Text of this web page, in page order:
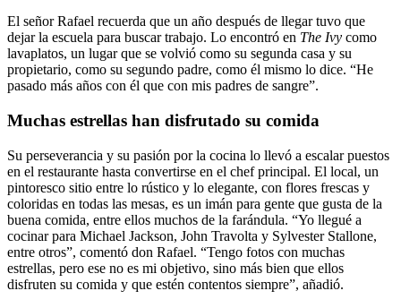
El señor Rafael recuerda que un año después de llegar tuvo que
dejar la escuela para buscar trabajo. Lo encontró en The Ivy como
lavaplatos, un lugar que se volvió como su segunda casa y su
propietario, como su segundo padre, como él mismo lo dice. “He
pasado más años con él que con mis padres de sangre”.
Muchas estrellas han disfrutado su comida
Su perseverancia y su pasión por la cocina lo llevó a escalar puestos
en el restaurante hasta convertirse en el chef principal. El local, un
pintoresco sitio entre lo rústico y lo elegante, con flores frescas y
coloridas en todas las mesas, es un imán para gente que gusta de la
buena comida, entre ellos muchos de la farándula. “Yo llegué a
cocinar para Michael Jackson, John Travolta y Sylvester Stallone,
entre otros”, comentó don Rafael. “Tengo fotos con muchas
estrellas, pero ese no es mi objetivo, sino más bien que ellos
disfruten su comida y que estén contentos siempre”, añadió.